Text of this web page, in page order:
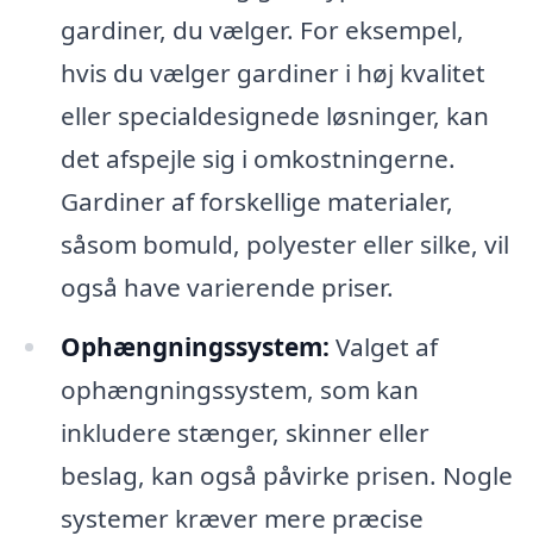
gardiner, du vælger. For eksempel,
hvis du vælger gardiner i høj kvalitet
eller specialdesignede løsninger, kan
det afspejle sig i omkostningerne.
Gardiner af forskellige materialer,
såsom bomuld, polyester eller silke, vil
også have varierende priser.
Ophængningssystem: Valget af
ophængningssystem, som kan
inkludere stænger, skinner eller
beslag, kan også påvirke prisen. Nogle
systemer kræver mere præcise